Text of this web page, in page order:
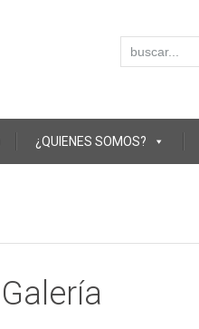
¿QUIENES SOMOS?
Galería